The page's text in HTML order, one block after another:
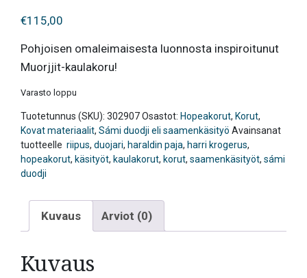
€115,00
Pohjoisen omaleimaisesta luonnosta inspiroitunut
Muorjjit-kaulakoru!
Varasto loppu
Tuotetunnus (SKU): 302907Osastot: Hopeakorut, Korut,
Kovat materiaalit, Sámi duodji eli saamenkäsityö Avainsanat
tuotteelle riipus, duojari, haraldin paja, harri krogerus,
hopeakorut, käsityöt, kaulakorut, korut, saamenkäsityöt, sámi
duodji
Kuvaus Arviot (0)
Kuvaus